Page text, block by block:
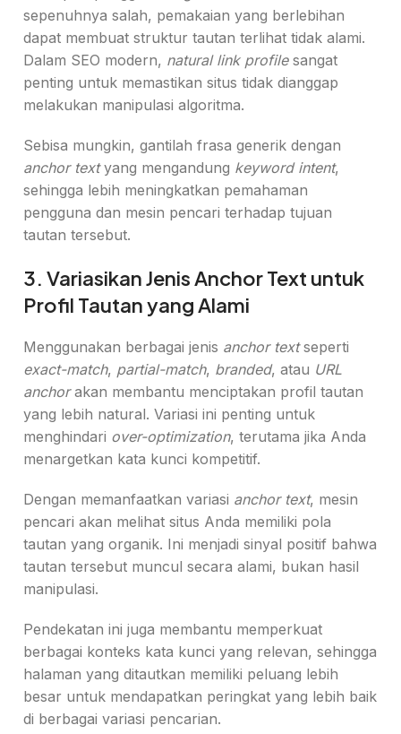
sepenuhnya salah, pemakaian yang berlebihan
dapat membuat struktur tautan terlihat tidak alami.
Dalam SEO modern, natural link profilesangat
penting untuk memastikan situs tidak dianggap
melakukan manipulasi algoritma.
Sebisa mungkin, gantilah frasa generik dengan
anchor textyang mengandung keyword intent,
sehingga lebih meningkatkan pemahaman
pengguna dan mesin pencari terhadap tujuan
tautan tersebut.
3. Variasikan Jenis Anchor Text untuk
Profil Tautan yang Alami
Menggunakan berbagai jenis anchor textseperti
exact-match, partial-match, branded, atau URL
anchorakan membantu menciptakan profil tautan
yang lebih natural. Variasi ini penting untuk
menghindari over-optimization, terutama jika Anda
menargetkan kata kunci kompetitif.
Dengan memanfaatkan variasi anchor text, mesin
pencari akan melihat situs Anda memiliki pola
tautan yang organik. Ini menjadi sinyal positif bahwa
tautan tersebut muncul secara alami, bukan hasil
manipulasi.
Pendekatan ini juga membantu memperkuat
berbagai konteks kata kunci yang relevan, sehingga
halaman yang ditautkan memiliki peluang lebih
besar untuk mendapatkan peringkat yang lebih baik
di berbagai variasi pencarian.